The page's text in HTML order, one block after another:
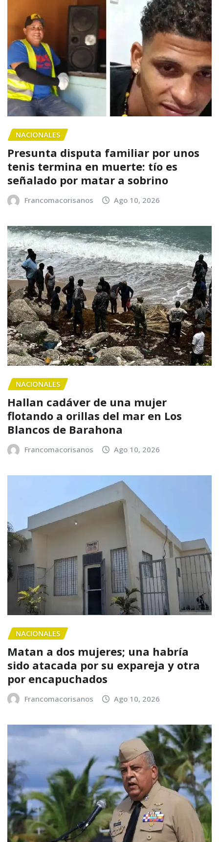
NACIONALES
Presunta disputa familiar por unos
tenis termina en muerte: tío es
señalado por matar a sobrino
Francomacorisanos Ago 10, 2026
NACIONALES
Hallan cadáver de una mujer
flotando a orillas del mar en Los
Blancos de Barahona
Francomacorisanos Ago 10, 2026
NACIONALES
Matan a dos mujeres; una habría
sido atacada por su expareja y otra
por encapuchados
Francomacorisanos Ago 10, 2026